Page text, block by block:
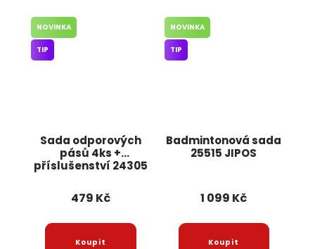
Sada odporových
pásů 4ks +
příslušenství 24305
NOVINKA
TIP
479 Kč
Badmintonová sada
25515 JIPOS
NOVINKA
TIP
1 099 Kč